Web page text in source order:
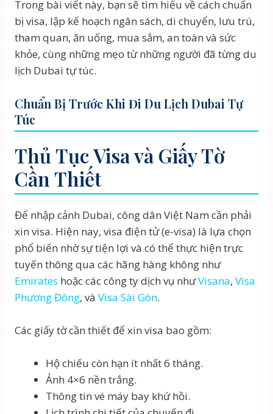
Trong bài viết này, bạn sẽ tìm hiểu về cách chuẩn
bị visa, lập kế hoạch ngân sách, di chuyển, lưu trú,
tham quan, ăn uống, mua sắm, an toàn và sức
khỏe, cùng những mẹo từ những người đã từng du
lịch Dubai tự túc.
Chuẩn Bị Trước Khi Đi Du Lịch Dubai Tự
Túc
Thủ Tục Visa và Giấy Tờ
Cần Thiết
Để nhập cảnh Dubai, công dân Việt Nam cần phải
xin visa. Hiện nay, visa điện tử (e-visa) là lựa chọn
phổ biến nhờ sự tiện lợi và có thể thực hiện trực
tuyến thông qua các hãng hàng không như
Emirates hoặc các công ty dịch vụ nhưVisana, Visa
Phương Đông, và Visa Sài Gòn.
Các giấy tờ cần thiết để xin visa bao gồm:
Hộ chiếu còn hạn ít nhất 6 tháng.
Ảnh 4×6 nền trắng.
Thông tin vé máy bay khứ hồi.